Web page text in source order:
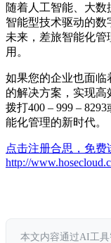
随着人工智能、大
智能型技术驱动的数
未来，差旅智能化
用。
如果您的企业也面临
的解决方案，实现
拨打400 – 999 –
能化管理的新时代。
点击注册合思，免费
http://
本文内容通过AI工